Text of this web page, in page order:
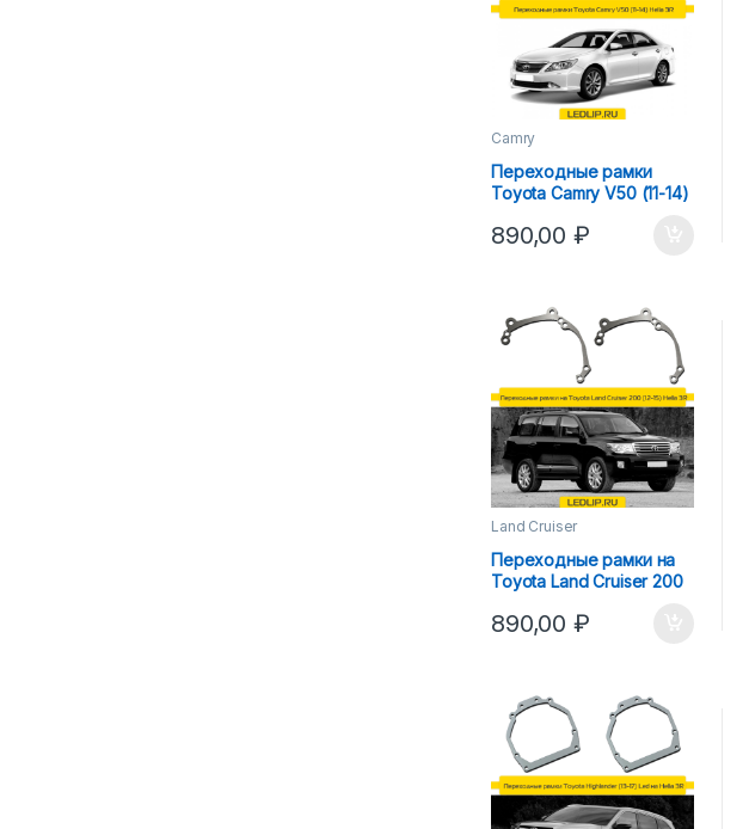
Camry
Переходные рамки
Toyota Camry V50 (11-14)
890,00₽
Land Cruiser
Переходные рамки на
Toyota Land Cruiser 200
890,00₽